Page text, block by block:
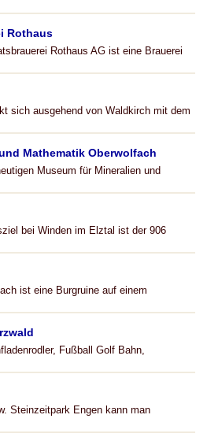
Rothaus
Rothaus AG ist eine Brauerei
sich ausgehend von Waldkirch mit dem
Mathematik Oberwolfach
Museum für Mineralien und
bei Winden im Elztal ist der 906
ist eine Burgruine auf einem
Fußball Golf Bahn,
Steinzeitpark Engen kann man